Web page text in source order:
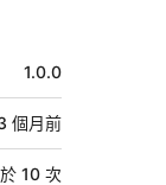
1.0.0
個月前
10 次